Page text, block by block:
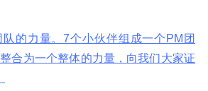
的力量。7个小伙伴组成一个PM团
合为一个整体的力量，向我们大家证